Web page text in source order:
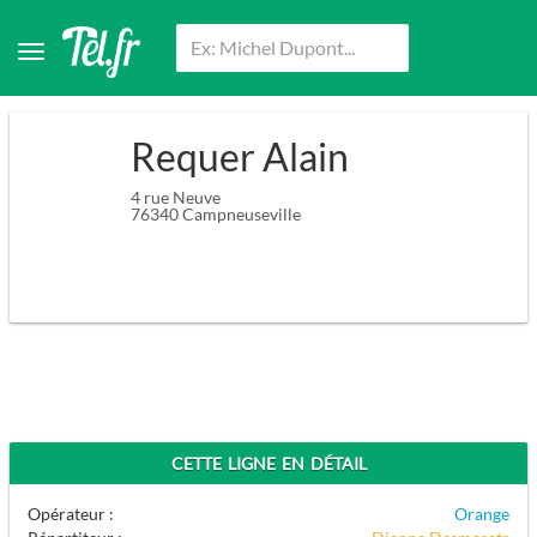
Requer Alain
4 rue Neuve
76340Campneuseville
CETTE LIGNE EN DÉTAIL
Opérateur :
Orange